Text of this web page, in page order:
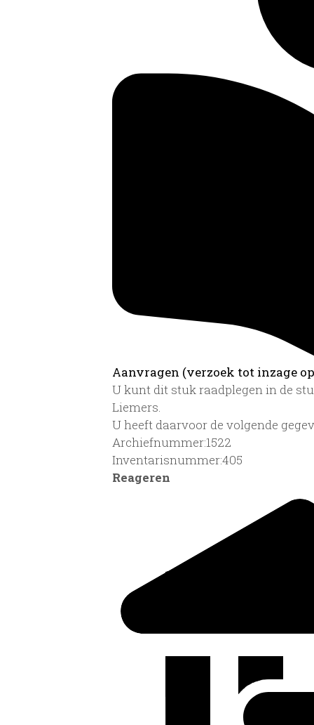
Aanvragen (verzoek tot inzage
U kunt dit stuk raadplegen in de
Liemers.
U heeft daarvoor de volgende
Archiefnummer:1522
Inventarisnummer:405
Reageren